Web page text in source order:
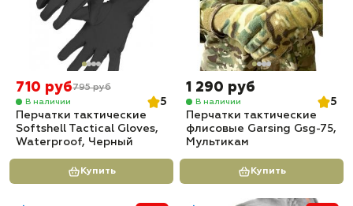
710 руб795 руб
В наличии
5
Перчатки тактические
Softshell Tactical Gloves,
Waterproof, Черный
Купить
1 290 руб
В наличии
5
Перчатки тактические
флисовые Garsing Gsg-75,
Мультикам
Купить